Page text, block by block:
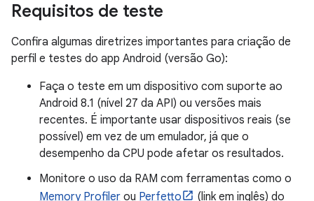
Requisitos de teste
Confira algumas diretrizes importantes para criação de
perfil e testes do app Android (versão Go):
Faça o teste em um dispositivo com suporte ao
Android 8.1 (nível 27 da API) ou versões mais
recentes. É importante usar dispositivos reais (se
possível) em vez de um emulador, já que o
desempenho da CPU pode afetar os resultados.
Monitore o uso da RAM com ferramentas como o
Memory Profiler ou Perfetto
(link em inglês) do